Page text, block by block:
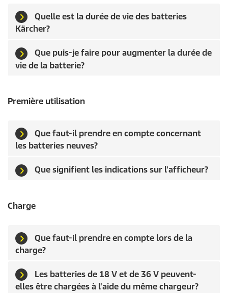
Quelle est la durée de vie des batteries
Kärcher?
Que puis-je faire pour augmenter la durée de
vie de la batterie?
Première utilisation
Que faut-il prendre en compte concernant
les batteries neuves?
Que signifient les indications sur l'afficheur?
Charge
Que faut-il prendre en compte lors de la
charge?
Les batteries de 18 V et de 36 V peuvent-
elles être chargées à l'aide du même chargeur?